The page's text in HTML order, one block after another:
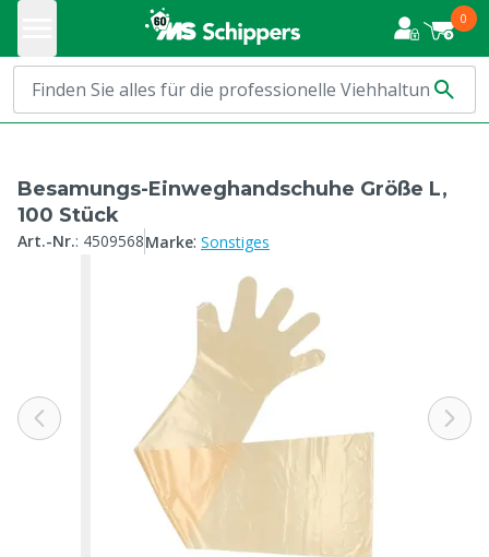
0
Besamungs-Einweghandschuhe Größe L,
100 Stück
Art.-Nr.: 4509568Marke: Sonstiges